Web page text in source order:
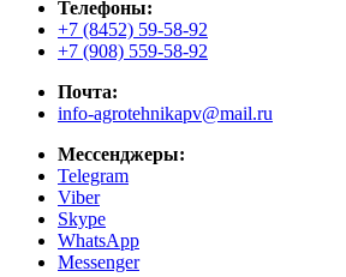
Телефоны:
+7 (8452) 59-58-92
+7 (908) 559-58-92
Почта:
info-agrotehnikapv@mail.ru
Мессенджеры:
Telegram
Viber
Skype
WhatsApp
Messenger